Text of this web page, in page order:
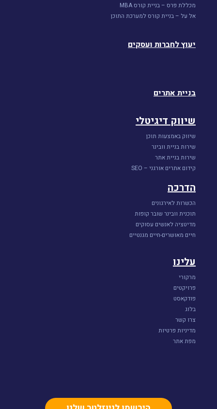
מכללת פרס – בניית קורס MBA
אל על – בניית קורס למערכת התוכן
יעוץ לחברות ועסקים
בניית אתרים
שיווק דיגיטלי
שיווק באמצעות תוכן
שירות בניית וובינר
שירות בניית אתר
קידום אתרים אורגני – SEO
הדרכה
הכשרות לאירגונים
תוכנית וובינר שובר קופות
מדיטציה לאנשים עסוקים
חיים מאושרים-חיים מגנטיים
עלינו
מרקורי
פרויקטים
פודקאסט
בלוג
צרו קשר
מדיניות פרטיות
מפת אתר